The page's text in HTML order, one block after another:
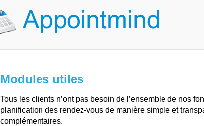
Modules utiles
Tous les clients n’ont pas besoin de l’ensemble de nos
planification des rendez-vous de manière simple et
complémentaires.